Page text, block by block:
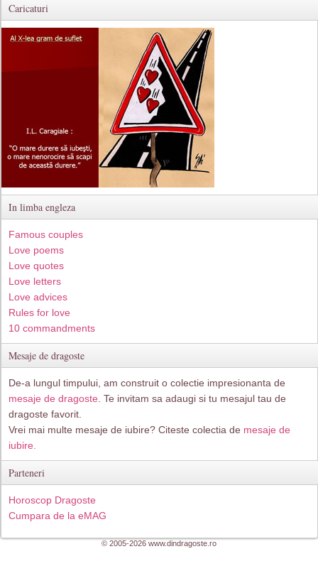
Caricaturi
In limba engleza
Famous couples
Love poems
Love quotes
Love letters
Love advices
Rules for love
10 commandments
Mesaje de dragoste
De-a lungul timpului, am construit o colectie impresionanta de
mesaje de dragoste . Te invitam sa adaugi si tu mesajul tau de
dragoste favorit.
Vrei mai multe mesaje de iubire? Citeste colectia de mesaje de
iubire.
Parteneri
Horoscop Dragoste
Cumpara de la eMAG
© 2005-2026 www.dindragoste.ro